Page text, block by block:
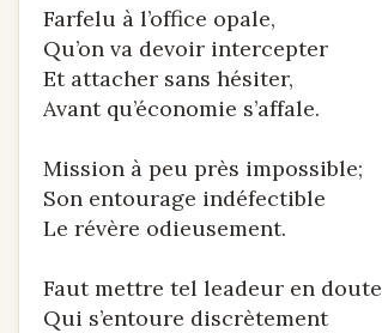
Farfelu à l’office opale,
Qu’on va devoir intercepter
Et attacher sans hésiter,
Avant qu’économie s’affale.
Mission à peu près impossible;
Son entourage indéfectible
Le révère odieusement.
Faut mettre tel leadeur en doute
Qui s’entoure discrètement